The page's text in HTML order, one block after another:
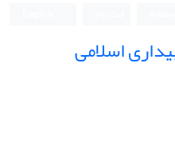
اسلامی